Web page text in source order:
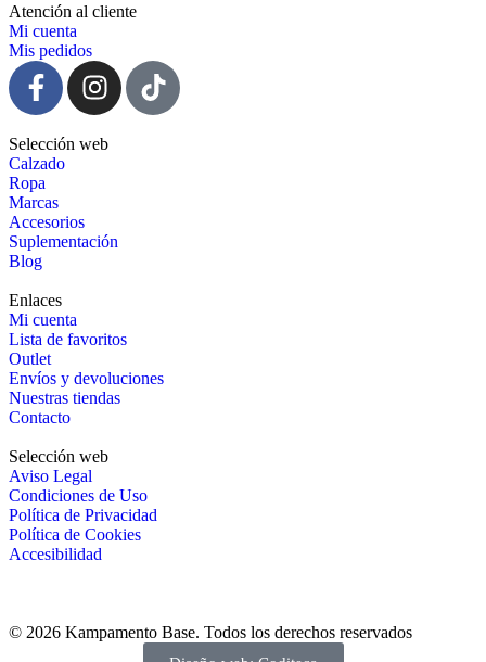
Atención al cliente
Mi cuenta
Mis pedidos
Selección web
Calzado
Ropa
Marcas
Accesorios
Suplementación
Blog
Enlaces
Mi cuenta
Lista de favoritos
Outlet
Envíos y devoluciones
Nuestras tiendas
Contacto
Selección web
Aviso Legal
Condiciones de Uso
Política de Privacidad
Política de Cookies
Accesibilidad
© 2026 Kampamento Base. Todos los derechos reservados